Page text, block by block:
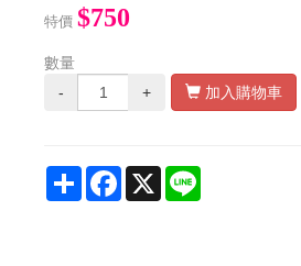
特價 $750
數量
-
+ 加入購物車
Share Facebook
X